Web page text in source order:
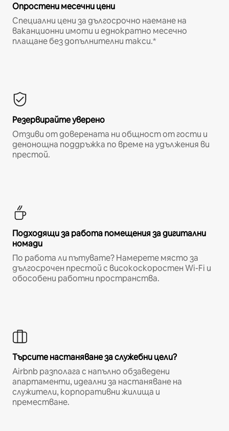
Опростени месечни цени
Специални цени за дългосрочно наемане на
ваканционни имоти и еднократно месечно
плащане без допълнителни такси.*
Резервирайте уверено
Отзиви от доверената ни общност от гости и
денонощна поддръжка по време на удължения ви
престой.
Подходящи за работа помещения за дигитални
номади
По работа ли пътувате? Намерете място за
дългосрочен престой с високоскоростен Wi-Fi и
обособени работни пространства.
Търсите настаняване за служебни цели?
Airbnb разполага с напълно обзаведени
апартаменти, идеални за настаняване на
служители, корпоративни жилища и
преместване.